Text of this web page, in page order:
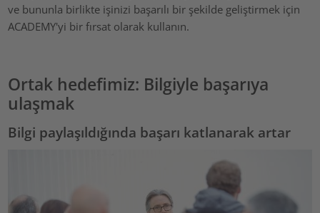
ve bununla birlikte işinizi başarılı bir şekilde geliştirmek için
ACADEMY'yi bir fırsat olarak kullanın.
Ortak hedefimiz: Bilgiyle başarıya
ulaşmak
Bilgi paylaşıldığında başarı katlanarak artar